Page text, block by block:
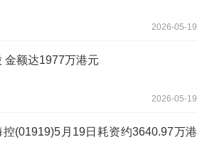
2026-05-19
金额达1977万港元
2026-05-19
控(01919)5月19日耗资约3640.97万港